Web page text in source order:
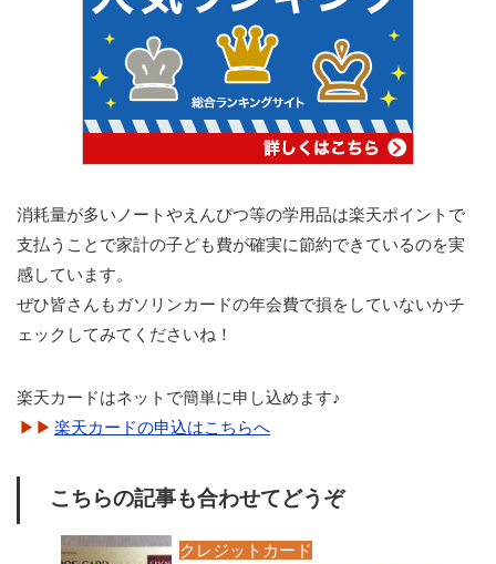
消耗量が多いノートやえんぴつ等の学用品は楽天ポイントで
支払うことで家計の子ども費が確実に節約できているのを実
感しています。
ぜひ皆さんもガソリンカードの年会費で損をしていないかチ
ェックしてみてくださいね！
楽天カードはネットで簡単に申し込めます♪
楽天カードの申込はこちらへ
こちらの記事も合わせてどうぞ
クレジットカード